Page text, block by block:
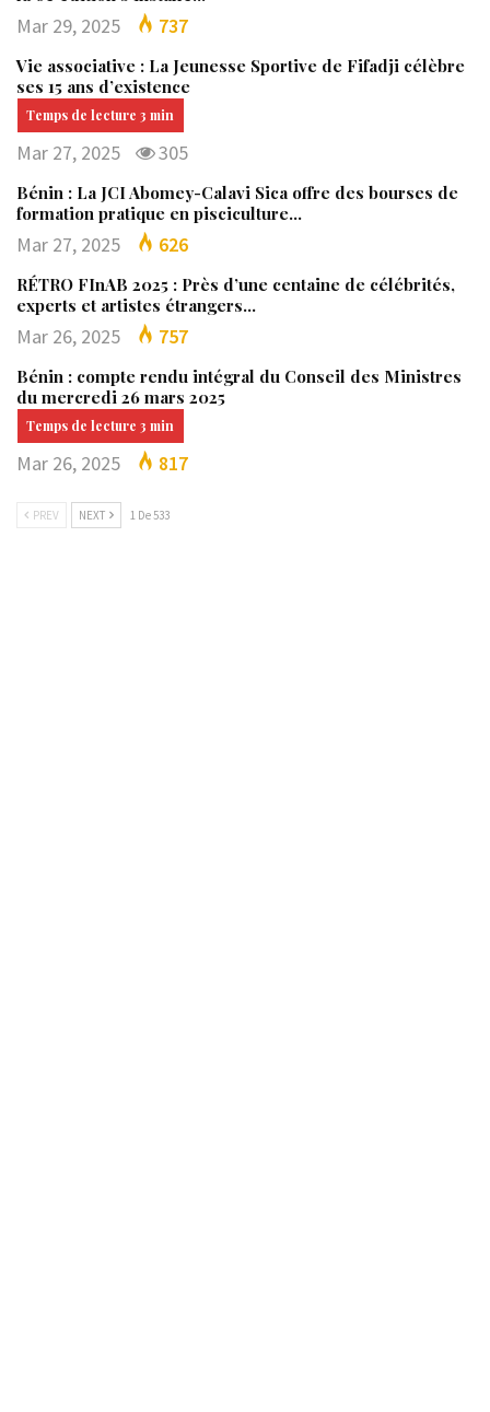
Mar 29, 2025 737
Vie associative : La Jeunesse Sportive de Fifadji célèbre
ses 15 ans d’existence
Mar 27, 2025 305
Bénin : La JCI Abomey-Calavi Sica offre des bourses de
formation pratique en pisciculture…
Mar 27, 2025 626
RÉTRO FInAB 2025 : Près d’une centaine de célébrités,
experts et artistes étrangers…
Mar 26, 2025 757
Bénin : compte rendu intégral du Conseil des Ministres
du mercredi 26 mars 2025
Mar 26, 2025 817
PREV NEXT 1 De 533